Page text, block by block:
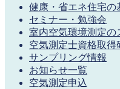
健康・省エネ住宅の
セミナー・勉強会
室内空気環境測定の
空気測定士資格取得
サンプリング情報
お知らせ一覧
空気測定申込